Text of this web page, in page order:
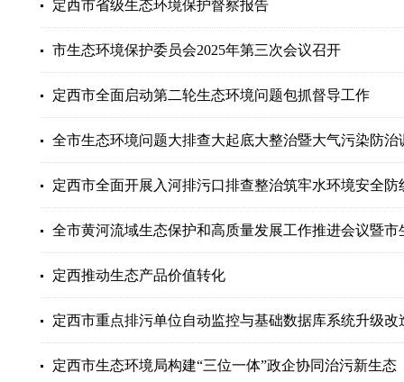
定西市省级生态环境保护督察报告
市生态环境保护委员会2025年第三次会议召开
定西市全面启动第二轮生态环境问题包抓督导工作
全市生态环境问题大排查大起底大整治暨大气污染防治
定西市全面开展入河排污口排查整治筑牢水环境安全防
全市黄河流域生态保护和高质量发展工作推进会议暨市
定西推动生态产品价值转化
定西市重点排污单位自动监控与基础数据库系统升级改
定西市生态环境局构建“三位一体”政企协同治污新生态